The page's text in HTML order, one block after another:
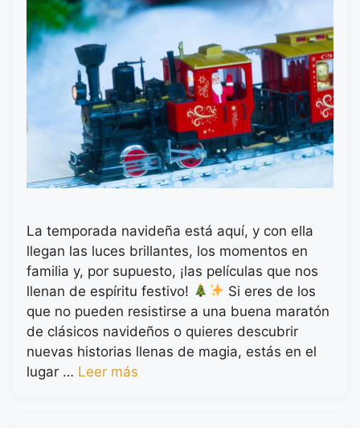
La temporada navideña está aquí, y con ella
llegan las luces brillantes, los momentos en
familia y, por supuesto, ¡las películas que nos
llenan de espíritu festivo!
Si eres de los
que no pueden resistirse a una buena maratón
de clásicos navideños o quieres descubrir
nuevas historias llenas de magia, estás en el
lugar … Leer más